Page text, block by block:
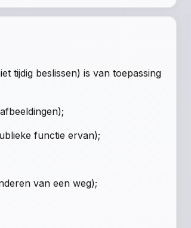
tijdig beslissen) is van toepassing
functie ervan);
van een weg);